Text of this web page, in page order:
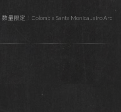
量限定！Colombia Santa Monica Jairo Arc